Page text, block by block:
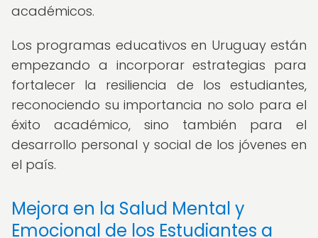
académicos.
Los programas educativos en Uruguay están
empezando a incorporar estrategias para
fortalecer la resiliencia de los estudiantes,
reconociendo su importancia no solo para el
éxito académico, sino también para el
desarrollo personal y social de los jóvenes en
el país.
Mejora en la Salud Mental y
Emocional de los Estudiantes a